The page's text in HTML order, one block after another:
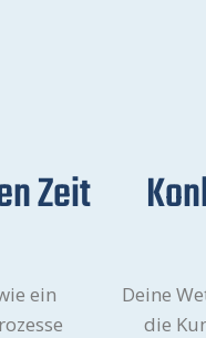
Zeit
ein
Deine
die